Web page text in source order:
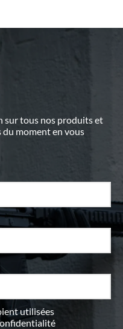
sur tous nos produits et
moment en vous
utilisées